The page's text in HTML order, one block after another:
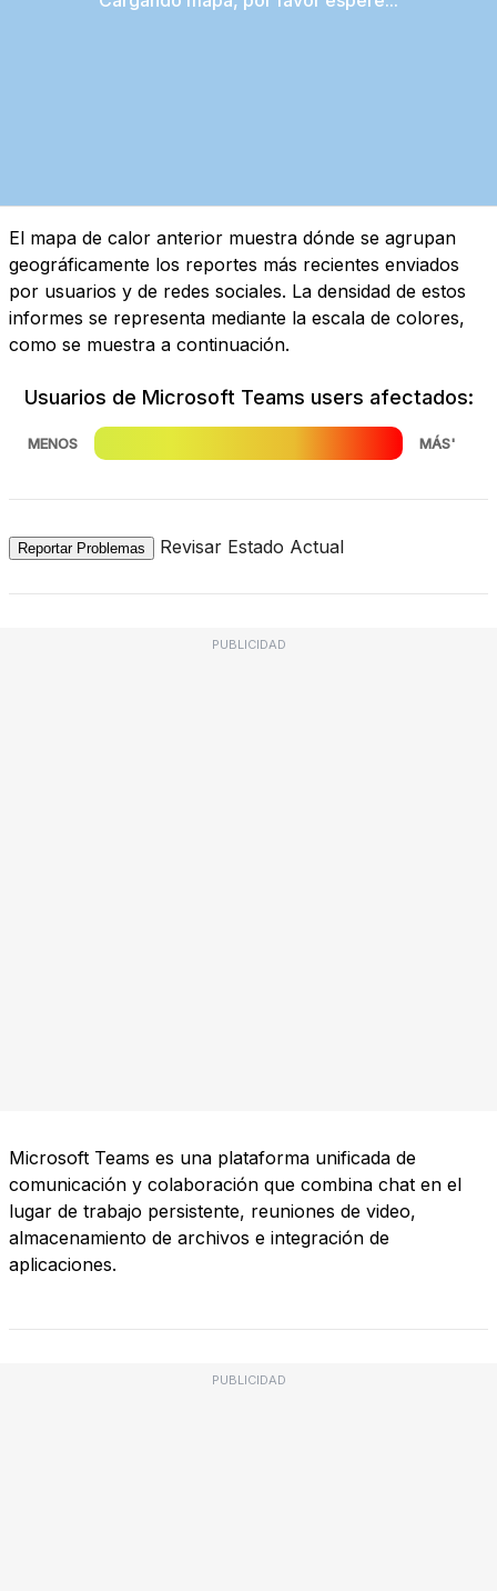
El mapa de calor anterior muestra dónde se agrupan
geográficamente los reportes más recientes enviados
por usuarios y de redes sociales. La densidad de estos
informes se representa mediante la escala de colores,
como se muestra a continuación.
Usuarios de Microsoft Teams users afectados:
MENOS MÁS'
Reportar Problemas Revisar Estado Actual
PUBLICIDAD
Microsoft Teams es una plataforma unificada de
comunicación y colaboración que combina chat en el
lugar de trabajo persistente, reuniones de video,
almacenamiento de archivos e integración de
aplicaciones.
PUBLICIDAD